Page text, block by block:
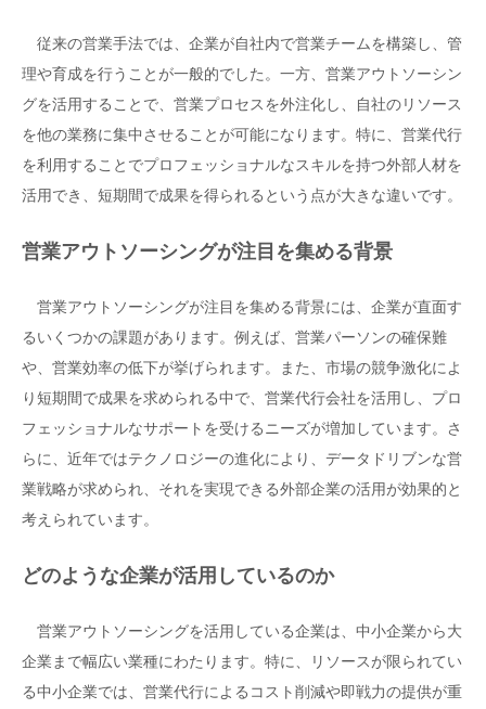
従来の営業手法では、企業が自社内で営業チームを構築し、管
理や育成を行うことが一般的でした。一方、営業アウトソーシン
グを活用することで、営業プロセスを外注化し、自社のリソース
を他の業務に集中させることが可能になります。特に、営業代行
を利用することでプロフェッショナルなスキルを持つ外部人材を
活用でき、短期間で成果を得られるという点が大きな違いです。
営業アウトソーシングが注目を集める背景
営業アウトソーシングが注目を集める背景には、企業が直面す
るいくつかの課題があります。例えば、営業パーソンの確保難
や、営業効率の低下が挙げられます。また、市場の競争激化によ
り短期間で成果を求められる中で、営業代行会社を活用し、プロ
フェッショナルなサポートを受けるニーズが増加しています。さ
らに、近年ではテクノロジーの進化により、データドリブンな営
業戦略が求められ、それを実現できる外部企業の活用が効果的と
考えられています。
どのような企業が活用しているのか
営業アウトソーシングを活用している企業は、中小企業から大
企業まで幅広い業種にわたります。特に、リソースが限られてい
る中小企業では、営業代行によるコスト削減や即戦力の提供が重